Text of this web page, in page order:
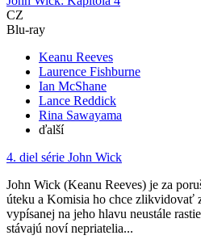
CZ
Blu-ray
Keanu Reeves
Laurence Fishburne
Ian McShane
Lance Reddick
Rina Sawayama
ďalší
4. diel série John Wick
John Wick (Keanu Reeves) je za
úteku a Komisia ho chce zlikvidovať
vypísanej na jeho hlavu neustále
stávajú noví nepriatelia...